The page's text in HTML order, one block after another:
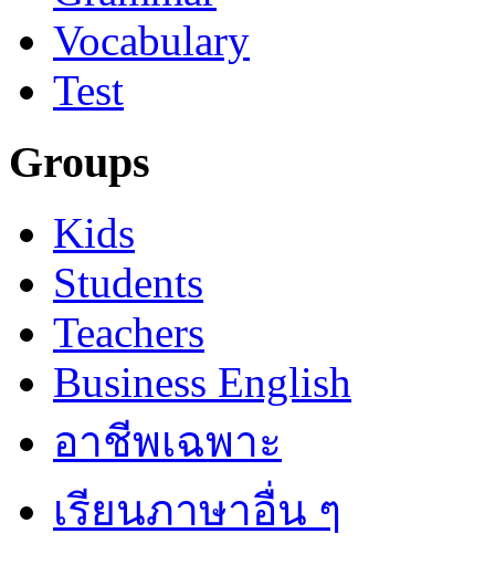
Vocabulary
Test
Groups
Kids
Students
Teachers
Business English
อาชีพเฉพาะ
เรียนภาษาอื่น ๆ